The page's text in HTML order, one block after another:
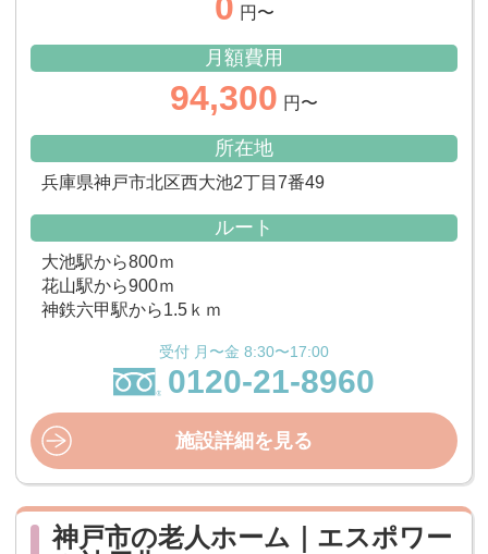
0 円〜
月額費用
94,300 円〜
所在地
兵庫県神戸市北区西大池2丁目7番49
ルート
大池駅から800ｍ
花山駅から900ｍ
神鉄六甲駅から1.5ｋｍ
受付 月〜金 8:30〜17:00
0120-21-8960
施設詳細を見る
神戸市の老人ホーム｜エスポワー